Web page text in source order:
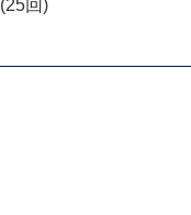
(25回)